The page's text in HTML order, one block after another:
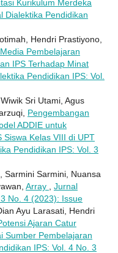
Kurikulum Merdeka
Dialektika Pendidikan
Hendri Prastiyono,
Pembelajaran
IPS Terhadap Minat
Pendidikan IPS: Vol.
Sri Utami, Agus
Pengembangan
ADDIE untuk
Siswa Kelas VIII di UPT
Pendidikan IPS: Vol. 3
Sarmini Sarmini, Nuansa
Array
Jurnal
No. 4 (2023): Issue
Ayu Larasati, Hendri
Ajaran Catur
Sumber Pembelajaran
IPS: Vol. 4 No. 3